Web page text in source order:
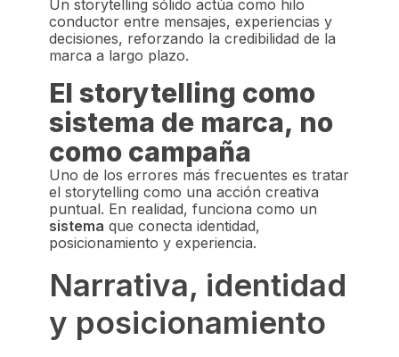
Un storytelling sólido actúa como hilo
conductor entre mensajes, experiencias y
decisiones, reforzando la credibilidad de la
marca a largo plazo.
El storytelling como
sistema de marca, no
como campaña
Uno de los errores más frecuentes es tratar
el storytelling como una acción creativa
puntual. En realidad, funciona como un
sistema que conecta identidad,
posicionamiento y experiencia.
Narrativa, identidad
y posicionamiento